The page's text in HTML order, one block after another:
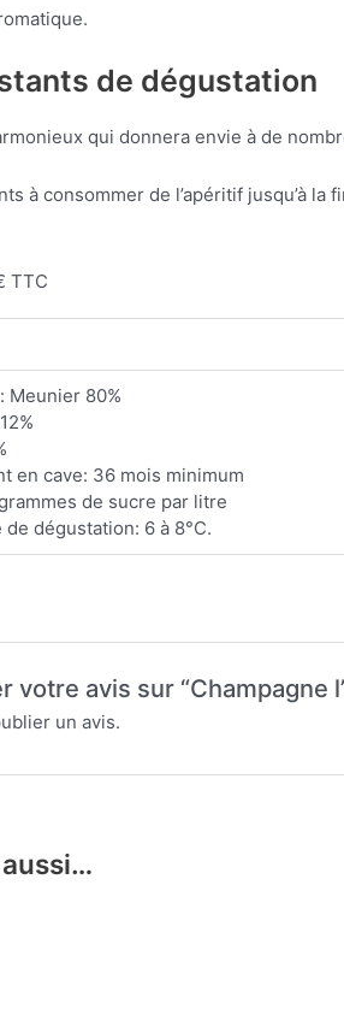
de dégustation
qui donnera envie à de
à consommer de l’apéritif jusqu’à la
TTC
Meunier 80%
en cave: 36 mois minimum
de sucre par litre
dégustation: 6 à 8°C.
votre avis sur “Champagne
un avis.